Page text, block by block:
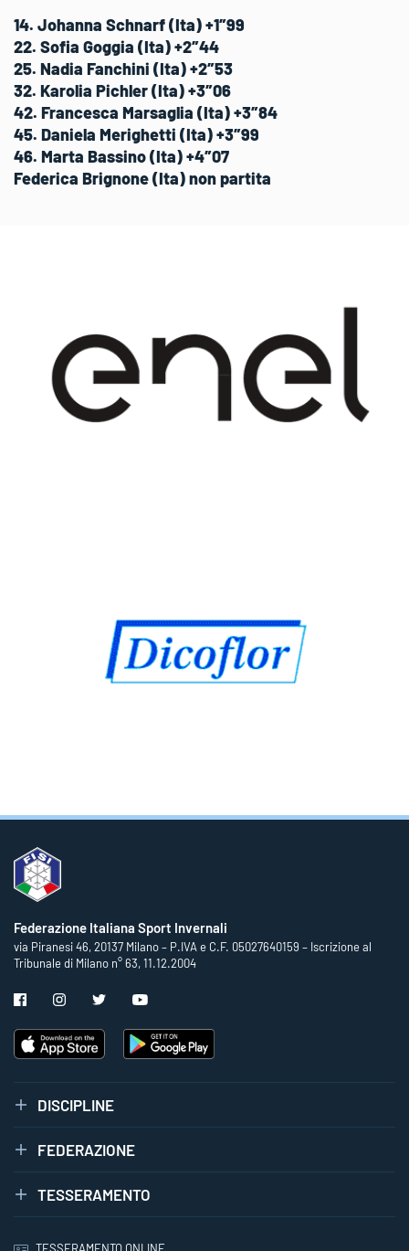
14. Johanna Schnarf (Ita) +1″99
22. Sofia Goggia (Ita) +2″44
25. Nadia Fanchini (Ita) +2″53
32. Karolia Pichler (Ita) +3″06
42. Francesca Marsaglia (Ita) +3″84
45. Daniela Merighetti (Ita) +3″99
46. Marta Bassino (Ita) +4″07
Federica Brignone (Ita) non partita
Federazione Italiana Sport Invernali
via Piranesi 46, 20137 Milano – P.IVA e C.F. 05027640159 – Iscrizione al
Tribunale di Milano n° 63, 11.12.2004
DISCIPLINE
FEDERAZIONE
TESSERAMENTO